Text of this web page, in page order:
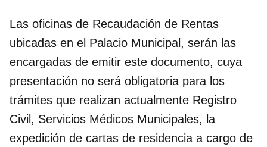
Las oficinas de Recaudación de Rentas
ubicadas en el Palacio Municipal, serán las
encargadas de emitir este documento, cuya
presentación no será obligatoria para los
trámites que realizan actualmente Registro
Civil, Servicios Médicos Municipales, la
expedición de cartas de residencia a cargo de